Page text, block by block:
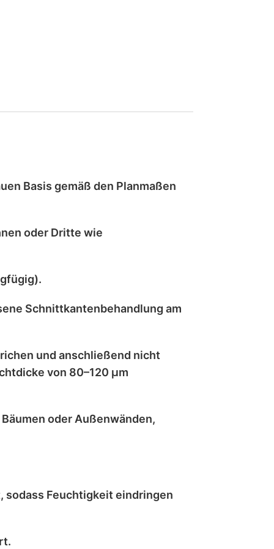
Basis gemäß den Planmaßen
oder Dritte wie
Schnittkantenbehandlung am
und anschließend nicht
von 80–120 μm
oder Außenwänden,
, sodass Feuchtigkeit eindringen